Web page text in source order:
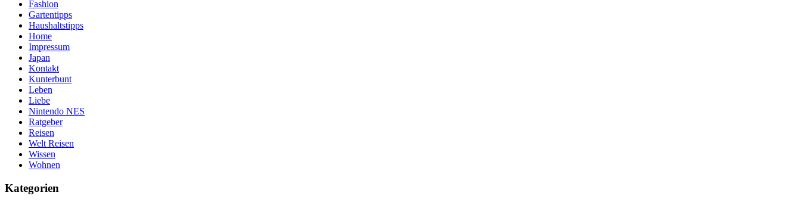
Fashion
Gartentipps
Haushaltstipps
Home
Impressum
Japan
Kontakt
Kunterbunt
Leben
Liebe
Nintendo NES
Ratgeber
Reisen
Welt Reisen
Wissen
Wohnen
Kategorien